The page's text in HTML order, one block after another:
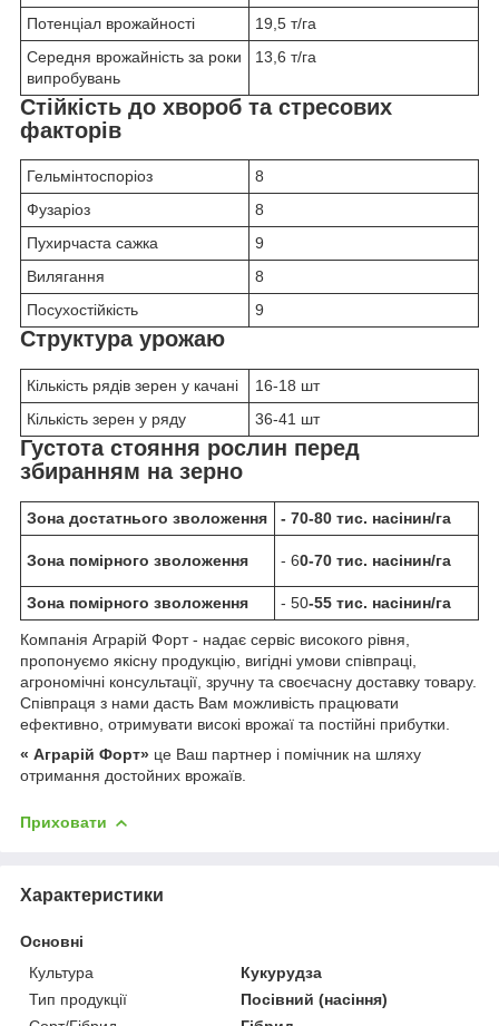
Потенціал врожайності
19,5 т/га
Середня врожайність за роки
випробувань
13,6 т/га
Стійкість до хвороб та стресових
факторів
Гельмінтоспоріоз
8
Фузаріоз
8
Пухирчаста сажка
9
Вилягання
8
Посухостійкість
9
Структура урожаю
Кількість рядів зерен у качані
16-18 шт
Кількість зерен у ряду
36-41 шт
Густота стояння рослин перед
збиранням на зерно
Зона достатнього зволоження - 70-80 тис. насінин/га
Зона помірного зволоження - 60-70 тис. насінин/га
Зона помірного зволоження - 50-55 тис. насінин/га
Компанія Аграрій Форт - надає сервіс високого рівня,
пропонуємо якісну продукцію, вигідні умови співпраці,
агрономічні консультації, зручну та своєчасну доставку товару.
Співпраця з нами дасть Вам можливість працювати
ефективно, отримувати високі врожаї та постійні прибутки.
« Аграрій Форт» це Ваш партнер і помічник на шляху
отримання достойних врожаїв.
Приховати
Характеристики
Основні
Культура
Кукурудза
Тип продукції
Посівний (насіння)